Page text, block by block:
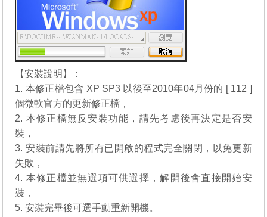
【安裝說明】：
1. 本修正檔包含 XP SP3 以後至2010年04月份的 [ 112 ]
個微軟官方的更新修正檔，
2. 本修正檔無反安裝功能，請先考慮後再決定是否安
裝，
3. 安裝前請先將所有已開啟的程式完全關閉，以免更新
失敗，
4. 本修正檔並無選項可供選擇，解開後會直接開始安
裝，
5. 安裝完畢後可選手動重新開機。